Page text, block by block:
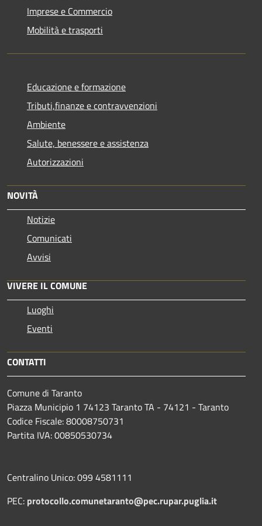
Imprese e Commercio
Mobilità e trasporti
Educazione e formazione
Tributi,finanze e contravvenzioni
Ambiente
Salute, benessere e assistenza
Autorizzazioni
NOVITÀ
Notizie
Comunicati
Avvisi
VIVERE IL COMUNE
Luoghi
Eventi
CONTATTI
Comune di Taranto
Piazza Municipio 1 74123 Taranto TA - 74121 - Taranto
Codice Fiscale: 80008750731
Partita IVA: 00850530734
Centralino Unico: 099 4581111
PEC: protocollo.comunetaranto@pec.rupar.puglia.it